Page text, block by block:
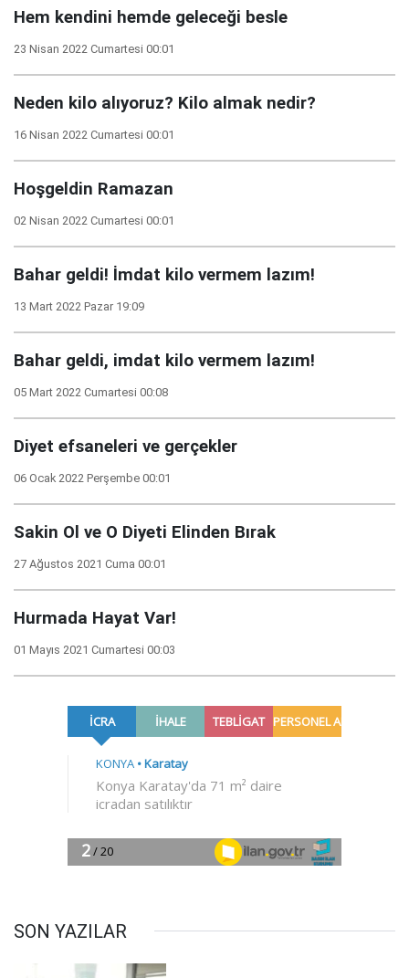
Hem kendini hemde geleceği besle
23 Nisan 2022 Cumartesi 00:01
Neden kilo alıyoruz? Kilo almak nedir?
16 Nisan 2022 Cumartesi 00:01
Hoşgeldin Ramazan
02 Nisan 2022 Cumartesi 00:01
Bahar geldi! İmdat kilo vermem lazım!
13 Mart 2022 Pazar 19:09
Bahar geldi, imdat kilo vermem lazım!
05 Mart 2022 Cumartesi 00:08
Diyet efsaneleri ve gerçekler
06 Ocak 2022 Perşembe 00:01
Sakin Ol ve O Diyeti Elinden Bırak
27 Ağustos 2021 Cuma 00:01
Hurmada Hayat Var!
01 Mayıs 2021 Cumartesi 00:03
SON YAZILAR